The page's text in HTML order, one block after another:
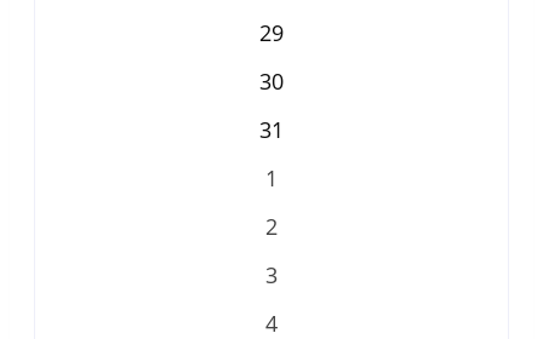
29
30
31
1
2
3
4